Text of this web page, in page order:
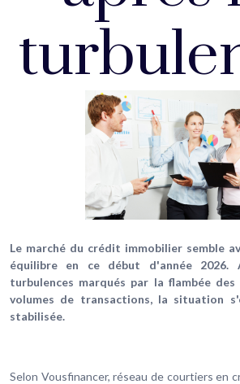
Le marché du crédit immobilier semble
équilibre en ce début d'année 2026.
turbulences marqués par la flambée
volumes de transactions, la situation
stabilisée.
Selon Vousfinancer, réseau de courtiers en